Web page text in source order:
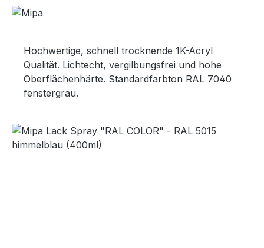
Hochwertige, schnell trocknende 1K-Acryl
Qualität. Lichtecht, vergilbungsfrei und hohe
Oberflächenhärte. Standardfarbton RAL 7040
fenstergrau.
Bildergalerie überspringen